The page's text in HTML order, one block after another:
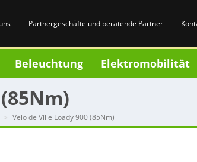
Partnergeschäfte und beratende Partner
Beleuchtung Elektromobilität
Velo de Ville Loady 900 (85Nm)